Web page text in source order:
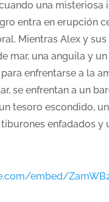
una misteriosa
entra en erupción
Mientras Alex y sus
mar, una anguila y un
enfrentarse a la
se enfrentan a un
tesoro escondido,
enfadados y
embed/